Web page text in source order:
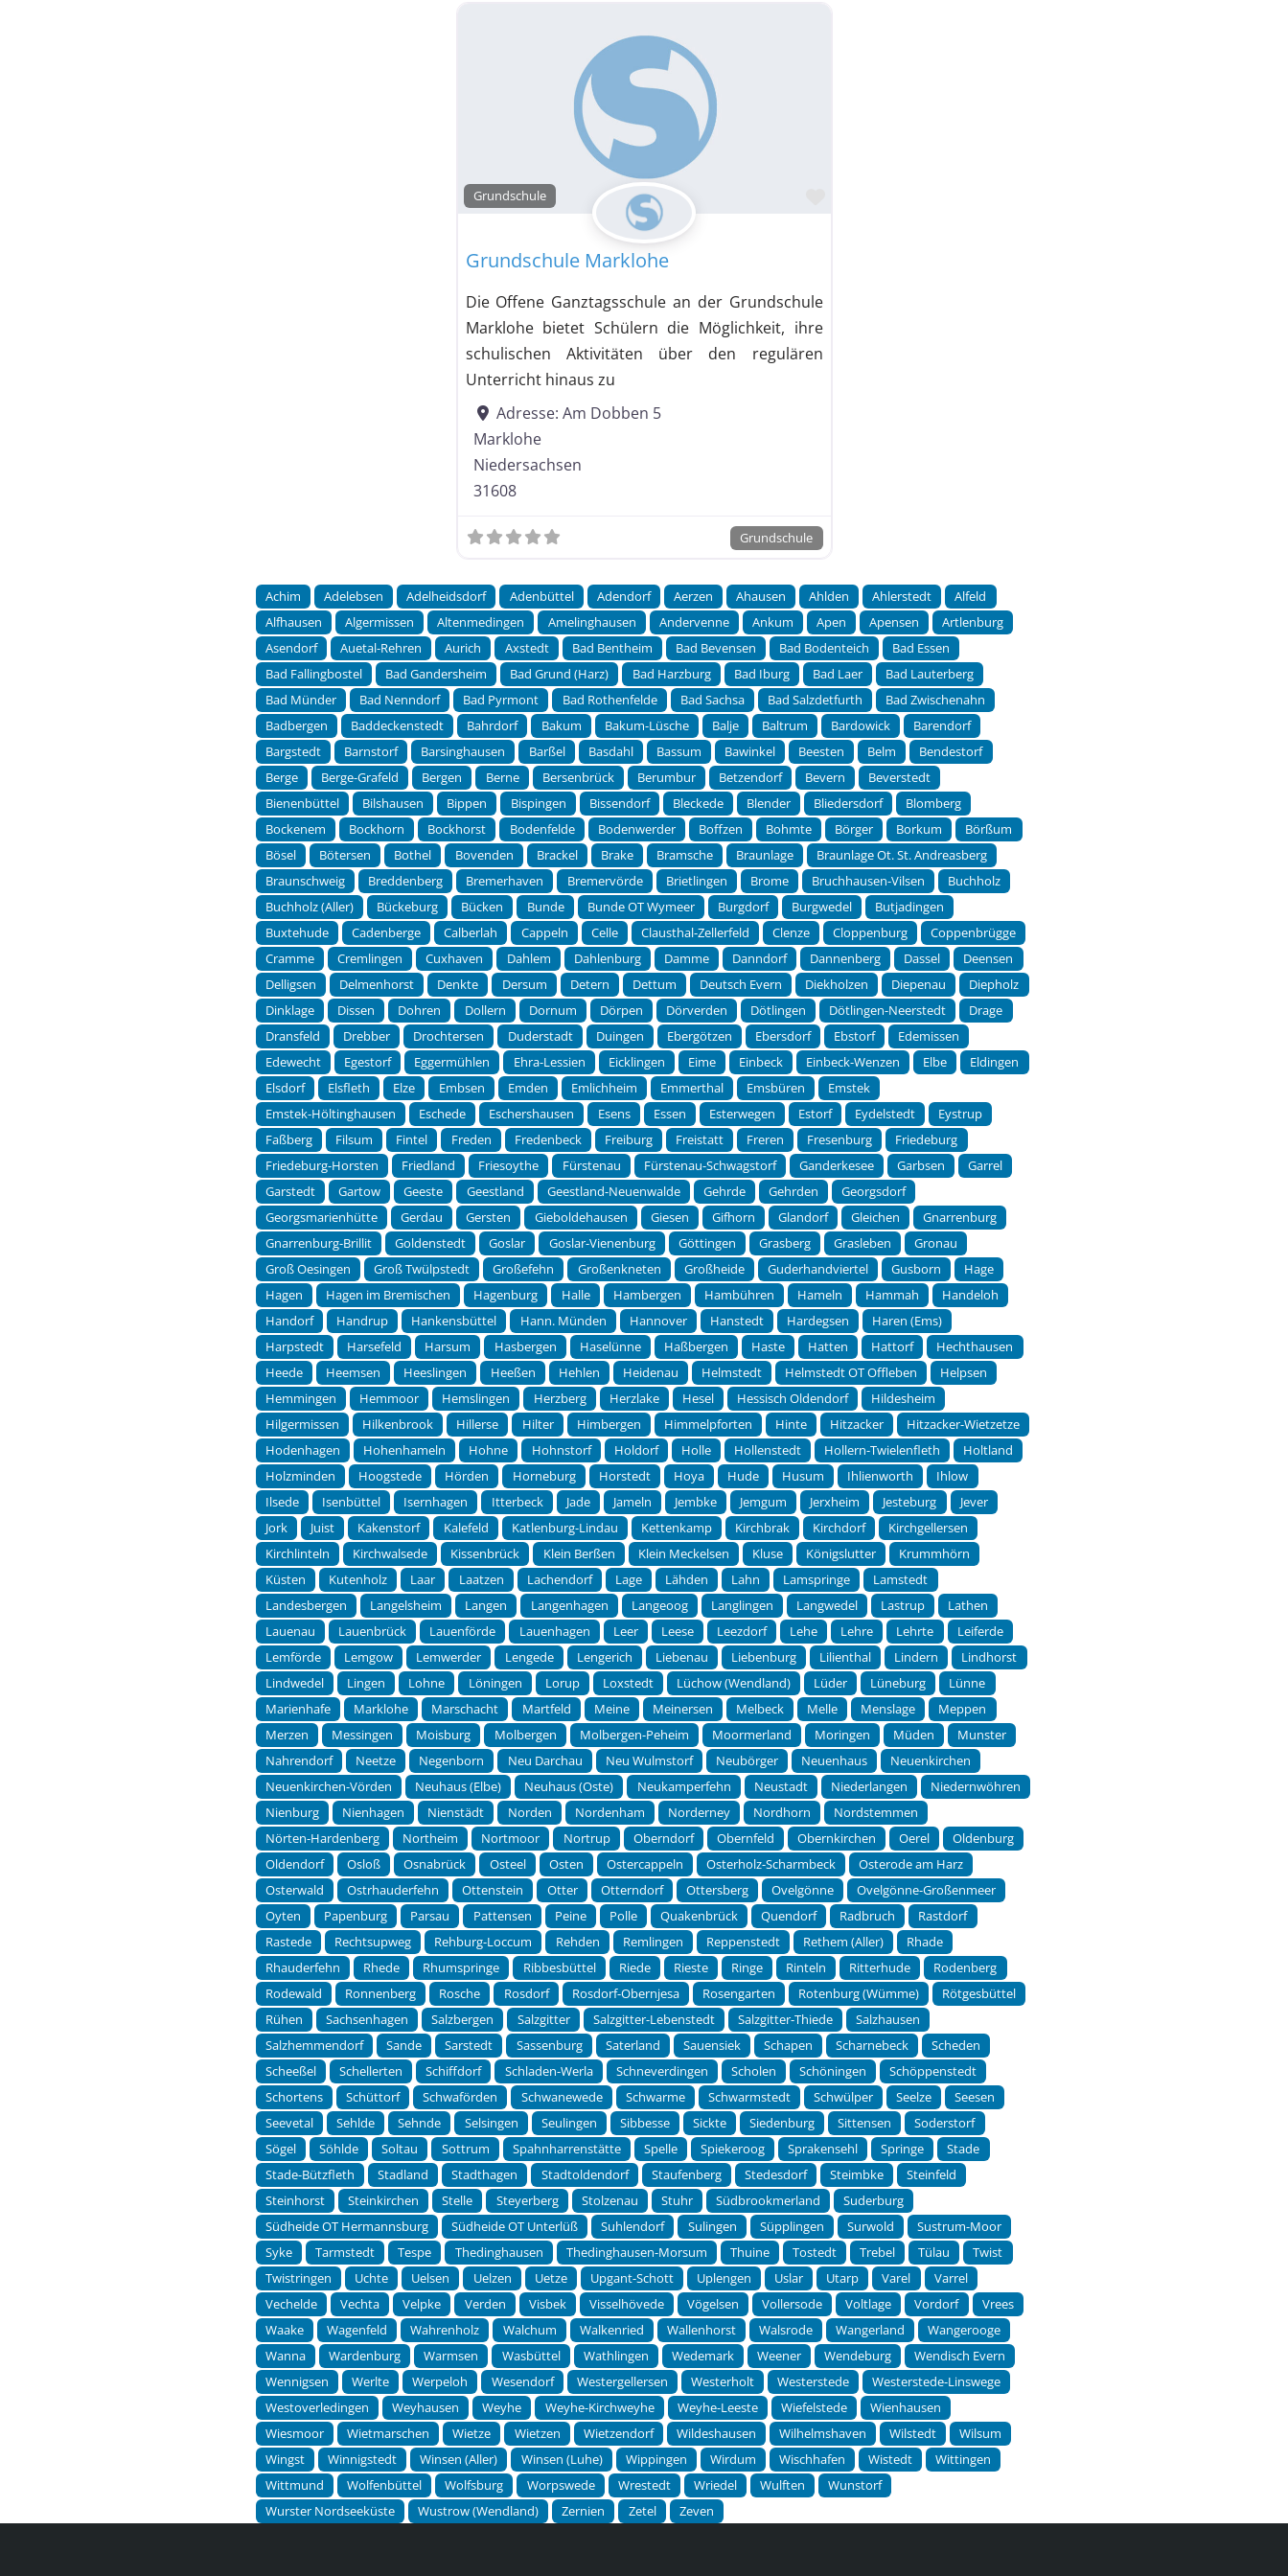
Grundschule
Grundschule Marklohe
Die Offene Ganztagsschule an der Grundschule
Marklohe bietet Schülern die Möglichkeit, ihre
schulischen Aktivitäten über den regulären
Unterricht hinaus zu
Adresse: Am Dobben 5
Marklohe
Niedersachsen
31608
Grundschule
Achim Adelebsen Adelheidsdorf Adenbüttel Adendorf Aerzen Ahausen Ahlden Ahlerstedt
Alfeld
Alfhausen
Algermissen Altenmedingen Amelinghausen Andervenne Ankum Apen Apensen
Artlenburg
Asendorf
Auetal-Rehren Aurich Axstedt Bad Bentheim Bad Bevensen Bad Bodenteich
Bad Essen
Bad Fallingbostel
Bad Gandersheim Bad Grund (Harz) Bad Harzburg Bad Iburg Bad Laer
Bad Lauterberg
Bad Münder
Bad Nenndorf Bad Pyrmont Bad Rothenfelde Bad Sachsa Bad Salzdetfurth
Bad Zwischenahn
Badbergen
Baddeckenstedt Bahrdorf Bakum Bakum-Lüsche Balje Baltrum Bardowick
Barendorf
Bargstedt
Barnstorf Barsinghausen Barßel Basdahl Bassum Bawinkel Beesten Belm
Bendestorf
Berge
Berge-Grafeld Bergen Berne Bersenbrück Berumbur Betzendorf Bevern
Beverstedt
Bienenbüttel
Bilshausen Bippen Bispingen Bissendorf Bleckede Blender Bliedersdorf
Blomberg
Bockenem
Bockhorn Bockhorst Bodenfelde Bodenwerder Boffzen Bohmte Börger Borkum
Börßum
Bösel
Bötersen Bothel Bovenden Brackel Brake Bramsche Braunlage
Braunlage Ot. St. Andreasberg
Braunschweig
Breddenberg Bremerhaven Bremervörde Brietlingen Brome Bruchhausen-Vilsen
Buchholz
Buchholz (Aller)
Bückeburg Bücken Bunde Bunde OT Wymeer Burgdorf Burgwedel
Butjadingen
Buxtehude
Cadenberge Calberlah Cappeln Celle Clausthal-Zellerfeld Clenze Cloppenburg
Coppenbrügge
Cramme
Cremlingen Cuxhaven Dahlem Dahlenburg Damme Danndorf Dannenberg Dassel
Deensen
Delligsen
Delmenhorst Denkte Dersum Detern Dettum Deutsch Evern Diekholzen Diepenau
Diepholz
Dinklage
Dissen Dohren Dollern Dornum Dörpen Dörverden Dötlingen Dötlingen-Neerstedt
Drage
Dransfeld
Drebber Drochtersen Duderstadt Duingen Ebergötzen Ebersdorf Ebstorf
Edemissen
Edewecht
Egestorf Eggermühlen Ehra-Lessien Eicklingen Eime Einbeck Einbeck-Wenzen Elbe
Eldingen
Elsdorf
Elsfleth Elze Embsen Emden Emlichheim Emmerthal Emsbüren
Emstek
Emstek-Höltinghausen
Eschede Eschershausen Esens Essen Esterwegen Estorf Eydelstedt
Eystrup
Faßberg
Filsum Fintel Freden Fredenbeck Freiburg Freistatt Freren Fresenburg
Friedeburg
Friedeburg-Horsten
Friedland Friesoythe Fürstenau Fürstenau-Schwagstorf Ganderkesee Garbsen
Garrel
Garstedt
Gartow Geeste Geestland Geestland-Neuenwalde Gehrde Gehrden
Georgsdorf
Georgsmarienhütte
Gerdau Gersten Gieboldehausen Giesen Gifhorn Glandorf Gleichen
Gnarrenburg
Gnarrenburg-Brillit
Goldenstedt Goslar Goslar-Vienenburg Göttingen Grasberg Grasleben
Gronau
Groß Oesingen
Groß Twülpstedt Großefehn Großenkneten Großheide Guderhandviertel Gusborn
Hage
Hagen
Hagen im Bremischen Hagenburg Halle Hambergen Hambühren Hameln Hammah
Handeloh
Handorf
Handrup Hankensbüttel Hann. Münden Hannover Hanstedt Hardegsen
Haren (Ems)
Harpstedt
Harsefeld Harsum Hasbergen Haselünne Haßbergen Haste Hatten Hattorf
Hechthausen
Heede
Heemsen Heeslingen Heeßen Hehlen Heidenau Helmstedt Helmstedt OT Offleben
Helpsen
Hemmingen
Hemmoor Hemslingen Herzberg Herzlake Hesel Hessisch Oldendorf
Hildesheim
Hilgermissen
Hilkenbrook Hillerse Hilter Himbergen Himmelpforten Hinte Hitzacker
Hitzacker-Wietzetze
Hodenhagen
Hohenhameln Hohne Hohnstorf Holdorf Holle Hollenstedt Hollern-Twielenfleth
Holtland
Holzminden
Hoogstede Hörden Horneburg Horstedt Hoya Hude Husum Ihlienworth
Ihlow
Ilsede
Isenbüttel Isernhagen Itterbeck Jade Jameln Jembke Jemgum Jerxheim Jesteburg
Jever
Jork
Juist Kakenstorf Kalefeld Katlenburg-Lindau Kettenkamp Kirchbrak Kirchdorf
Kirchgellersen
Kirchlinteln
Kirchwalsede Kissenbrück Klein Berßen Klein Meckelsen Kluse Königslutter
Krummhörn
Küsten
Kutenholz Laar Laatzen Lachendorf Lage Lähden Lahn Lamspringe
Lamstedt
Landesbergen
Langelsheim Langen Langenhagen Langeoog Langlingen Langwedel Lastrup
Lathen
Lauenau
Lauenbrück Lauenförde Lauenhagen Leer Leese Leezdorf Lehe Lehre Lehrte
Leiferde
Lemförde
Lemgow Lemwerder Lengede Lengerich Liebenau Liebenburg Lilienthal Lindern
Lindhorst
Lindwedel
Lingen Lohne Löningen Lorup Loxstedt Lüchow (Wendland) Lüder Lüneburg
Lünne
Marienhafe
Marklohe Marschacht Martfeld Meine Meinersen Melbeck Melle Menslage
Meppen
Merzen
Messingen Moisburg Molbergen Molbergen-Peheim Moormerland Moringen Müden
Munster
Nahrendorf
Neetze Negenborn Neu Darchau Neu Wulmstorf Neubörger Neuenhaus
Neuenkirchen
Neuenkirchen-Vörden
Neuhaus (Elbe) Neuhaus (Oste) Neukamperfehn Neustadt Niederlangen
Niedernwöhren
Nienburg
Nienhagen Nienstädt Norden Nordenham Norderney Nordhorn
Nordstemmen
Nörten-Hardenberg
Northeim Nortmoor Nortrup Oberndorf Obernfeld Obernkirchen Oerel
Oldenburg
Oldendorf
Osloß Osnabrück Osteel Osten Ostercappeln Osterholz-Scharmbeck
Osterode am Harz
Osterwald
Ostrhauderfehn Ottenstein Otter Otterndorf Ottersberg Ovelgönne
Ovelgönne-Großenmeer
Oyten
Papenburg Parsau Pattensen Peine Polle Quakenbrück Quendorf Radbruch
Rastdorf
Rastede
Rechtsupweg Rehburg-Loccum Rehden Remlingen Reppenstedt Rethem (Aller)
Rhade
Rhauderfehn
Rhede Rhumspringe Ribbesbüttel Riede Rieste Ringe Rinteln Ritterhude
Rodenberg
Rodewald
Ronnenberg Rosche Rosdorf Rosdorf-Obernjesa Rosengarten Rotenburg (Wümme)
Rötgesbüttel
Rühen
Sachsenhagen Salzbergen Salzgitter Salzgitter-Lebenstedt Salzgitter-Thiede
Salzhausen
Salzhemmendorf
Sande Sarstedt Sassenburg Saterland Sauensiek Schapen Scharnebeck
Scheden
Scheeßel
Schellerten Schiffdorf Schladen-Werla Schneverdingen Scholen Schöningen
Schöppenstedt
Schortens
Schüttorf Schwaförden Schwanewede Schwarme Schwarmstedt Schwülper Seelze
Seesen
Seevetal
Sehlde Sehnde Selsingen Seulingen Sibbesse Sickte Siedenburg Sittensen
Soderstorf
Sögel
Söhlde Soltau Sottrum Spahnharrenstätte Spelle Spiekeroog Sprakensehl Springe
Stade
Stade-Bützfleth
Stadland Stadthagen Stadtoldendorf Staufenberg Stedesdorf Steimbke
Steinfeld
Steinhorst
Steinkirchen Stelle Steyerberg Stolzenau Stuhr Südbrookmerland
Suderburg
Südheide OT Hermannsburg
Südheide OT Unterlüß Suhlendorf Sulingen Süpplingen Surwold
Sustrum-Moor
Syke
Tarmstedt Tespe Thedinghausen Thedinghausen-Morsum Thuine Tostedt Trebel Tülau
Twist
Twistringen
Uchte Uelsen Uelzen Uetze Upgant-Schott Uplengen Uslar Utarp Varel
Varrel
Vechelde
Vechta Velpke Verden Visbek Visselhövede Vögelsen Vollersode Voltlage Vordorf
Vrees
Waake
Wagenfeld Wahrenholz Walchum Walkenried Wallenhorst Walsrode Wangerland
Wangerooge
Wanna
Wardenburg Warmsen Wasbüttel Wathlingen Wedemark Weener Wendeburg
Wendisch Evern
Wennigsen
Werlte Werpeloh Wesendorf Westergellersen Westerholt Westerstede
Westerstede-Linswege
Westoverledingen
Weyhausen Weyhe Weyhe-Kirchweyhe Weyhe-Leeste Wiefelstede
Wienhausen
Wiesmoor
Wietmarschen Wietze Wietzen Wietzendorf Wildeshausen Wilhelmshaven Wilstedt
Wilsum
Wingst
Winnigstedt Winsen (Aller) Winsen (Luhe) Wippingen Wirdum Wischhafen Wistedt
Wittingen
Wittmund
Wolfenbüttel Wolfsburg Worpswede Wrestedt Wriedel Wulften
Wunstorf
Wurster Nordseeküste
Wustrow (Wendland) Zernien Zetel Zeven